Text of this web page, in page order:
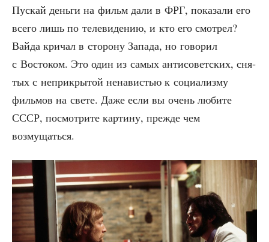
Пус­кай день­ги на фильм дали в ФРГ, пока­за­ли его
все­го лишь по теле­ви­де­нию, и кто его смот­рел?
Вай­да кри­чал в сто­ро­ну Запа­да, но гово­рил
с Восто­ком. Это один из самых анти­со­вет­ских, сня­
тых с непри­кры­той нена­ви­стью к соци­а­лиз­му
филь­мов на све­те. Даже если вы очень люби­те
СССР, посмот­ри­те кар­ти­ну, преж­де чем
возмущаться.